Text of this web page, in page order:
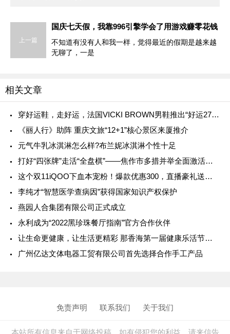
上一篇
国庆七天假，我靠996引擎学会了用游戏赚零花钱
不知道有没有人和我一样，觉得最近的假期是越来越
无聊了，一是
相关文章
穿好运鞋，走好运，法国VICKI BROWN男鞋推出“好运27”系列
《丽人行》助阵 重庆文旅“12+1”核心景区来厦推介
元气牛乳冰淇淋怎么样?布兰妮冰淇淋个性十足
打好“四张牌”走活“全盘棋”——焦作市多措并举全面激活文旅市场
这个双11iQOO下血本宠粉！爆款优惠300，直播豪礼送不停
李纯才“智慧医学查病因”获得国家知识产权保护
燕园人合集团有限公司正式成立
永利成为“2022黑珍珠餐厅指南”官方合作伙伴
让生命更健康，让生活更精彩 那香海第一届健康乐活节圆满举办
广州亿达文体电器工贸有限公司首先选择合作手工产品
免责声明 联系我们 关于我们
本站所有信息来自于网络投稿，如有侵犯您的利益，请来信告